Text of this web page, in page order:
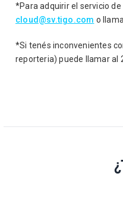
*Para adquirir el servicio
cloud@sv.tigo.com o
*Si tenés inconvenientes
reporteria) puede llamar al